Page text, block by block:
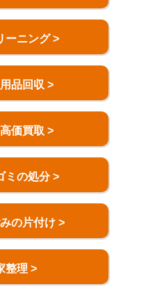
ーニング >
品回収 >
価買取 >
ミの処分 >
の片付け >
整理 >